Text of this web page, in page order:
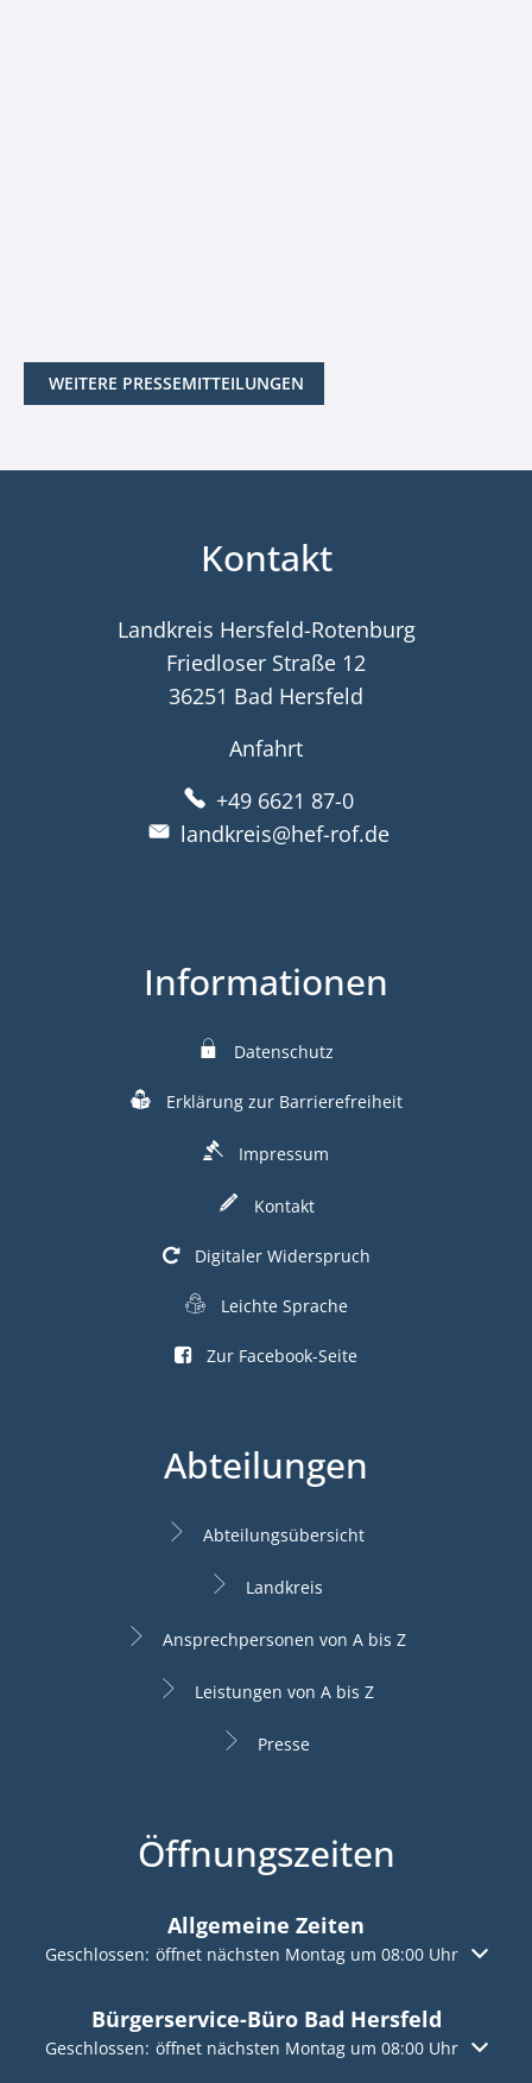
WEITERE PRESSEMITTEILUNGEN
Kontakt
Landkreis Hersfeld-Rotenburg
Friedloser Straße 12
36251 Bad Hersfeld
Anfahrt
+49 6621 87-0
landkreis@hef-rof.de
Informationen
Datenschutz
Erklärung zur Barrierefreiheit
Impressum
Kontakt
Digitaler Widerspruch
Leichte Sprache
Zur Facebook-Seite
Abteilungen
Abteilungsübersicht
Landkreis
Ansprechpersonen von A bis Z
Leistungen von A bis Z
Presse
Öffnungszeiten
Allgemeine Zeiten
Klicken, um weitere Öffnungs- oder Schließzeiten
Geschlossen: öffnet nächsten Montag um 08:00 Uhr
Bürgerservice-Büro Bad Hersfeld
Klicken, um weitere Öffnungs- oder Schließzeiten
Geschlossen: öffnet nächsten Montag um 08:00 Uhr